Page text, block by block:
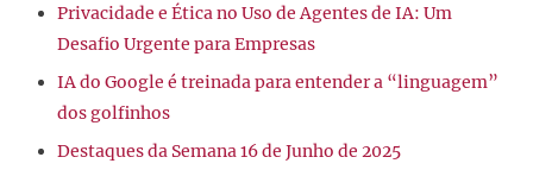
Privacidade e Ética no Uso de Agentes de IA: Um
Desafio Urgente para Empresas
IA do Google é treinada para entender a “linguagem”
dos golfinhos
Destaques da Semana 16 de Junho de 2025